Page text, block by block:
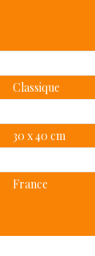
Classique
30 x 40 cm
France